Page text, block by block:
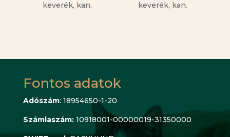
keverék, kan.
keverék, kan.
Fontos adatok
Adószám: 18954650-1-20
Számlaszám: 10918001-00000019-31350000